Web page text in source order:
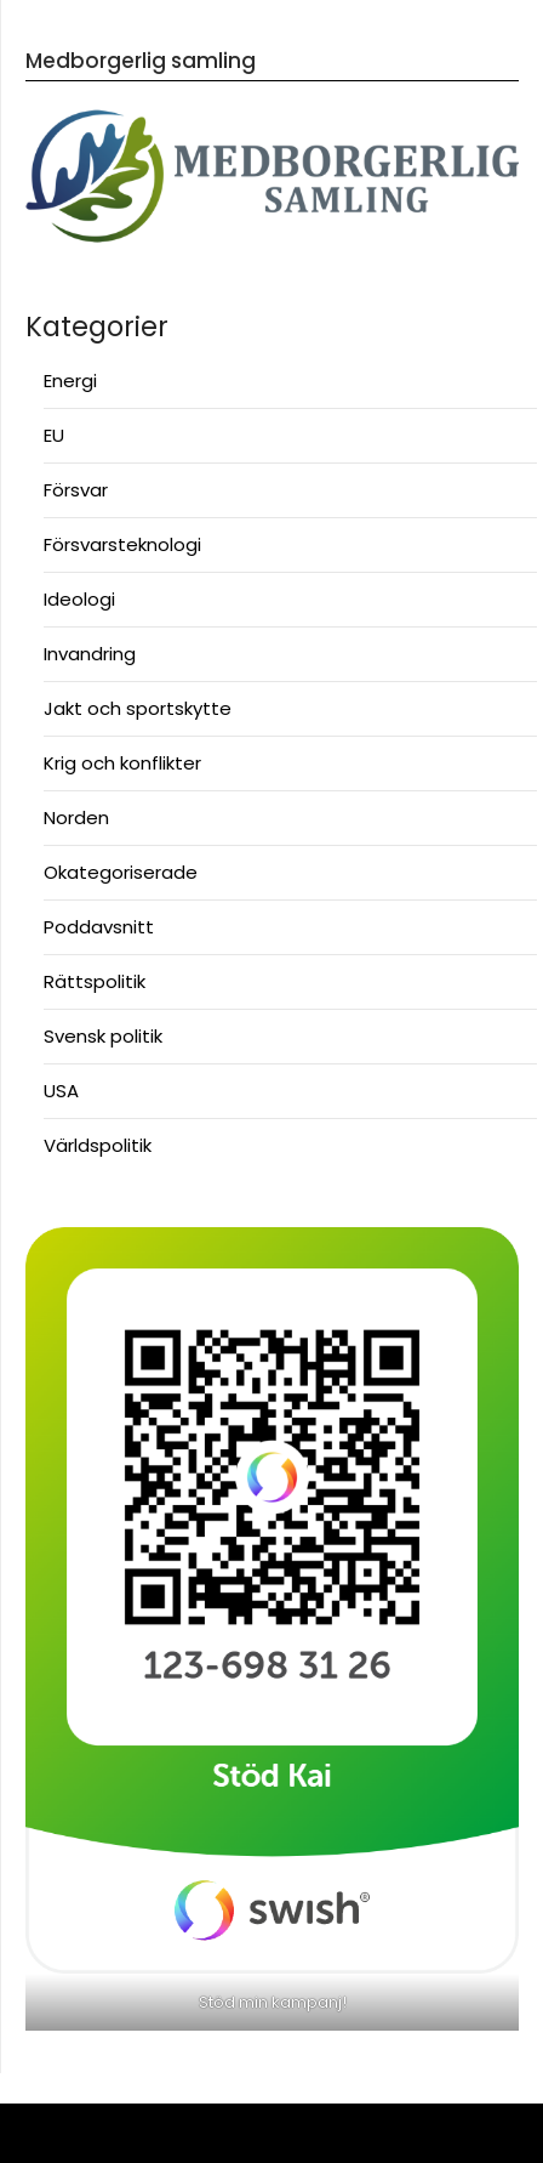
Medborgerlig samling
Kategorier
Energi
EU
Försvar
Försvarsteknologi
Ideologi
Invandring
Jakt och sportskytte
Krig och konflikter
Norden
Okategoriserade
Poddavsnitt
Rättspolitik
Svensk politik
USA
Världspolitik
Stöd min kampanj!